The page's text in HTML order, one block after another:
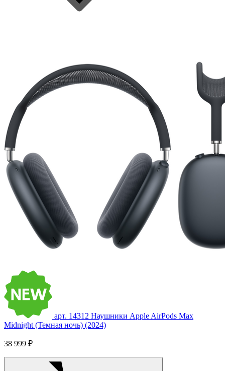
арт. 14312 Наушники Apple AirPods Max
Midnight (Темная ночь) (2024)
38 999 ₽